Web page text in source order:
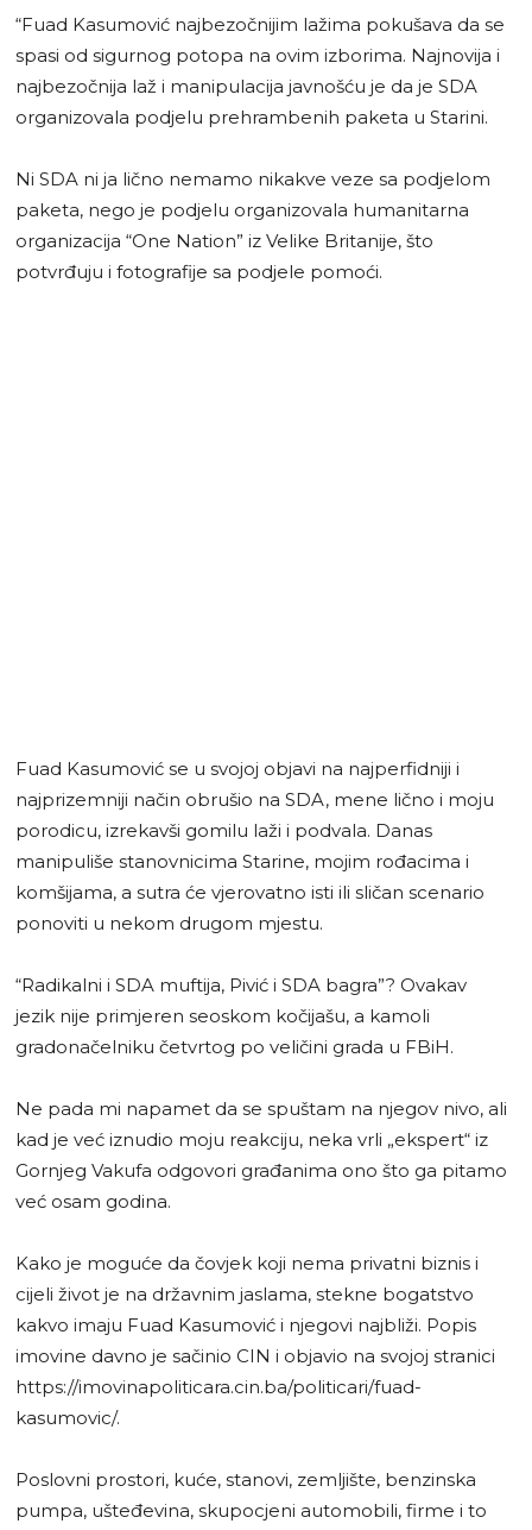
“Fuad Kasumović najbezočnijim lažima pokušava da se
spasi od sigurnog potopa na ovim izborima. Najnovija i
najbezočnija laž i manipulacija javnošću je da je SDA
organizovala podjelu prehrambenih paketa u Starini.
Ni SDA ni ja lično nemamo nikakve veze sa podjelom
paketa, nego je podjelu organizovala humanitarna
organizacija “One Nation” iz Velike Britanije, što
potvrđuju i fotografije sa podjele pomoći.
Fuad Kasumović se u svojoj objavi na najperfidniji i
najprizemniji način obrušio na SDA, mene lično i moju
porodicu, izrekavši gomilu laži i podvala. Danas
manipuliše stanovnicima Starine, mojim rođacima i
komšijama, a sutra će vjerovatno isti ili sličan scenario
ponoviti u nekom drugom mjestu.
“Radikalni i SDA muftija, Pivić i SDA bagra”? Ovakav
jezik nije primjeren seoskom kočijašu, a kamoli
gradonačelniku četvrtog po veličini grada u FBiH.
Ne pada mi napamet da se spuštam na njegov nivo, ali
kad je već iznudio moju reakciju, neka vrli „ekspert“ iz
Gornjeg Vakufa odgovori građanima ono što ga pitamo
već osam godina.
Kako je moguće da čovjek koji nema privatni biznis i
cijeli život je na državnim jaslama, stekne bogatstvo
kakvo imaju Fuad Kasumović i njegovi najbliži. Popis
imovine davno je sačinio CIN i objavio na svojoj stranici
https://imovinapoliticara.cin.ba/politicari/fuad-
kasumovic/.
Poslovni prostori, kuće, stanovi, zemljište, benzinska
pumpa, ušteđevina, skupocjeni automobili, firme i to